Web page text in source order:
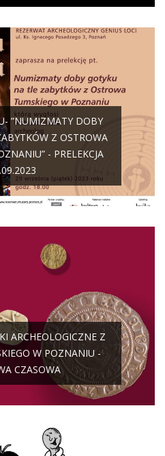
”NUMIZMATY DOBY
Z OSTROWA
- PRELEKCJA
ARCHEOLOGICZNE Z
W POZNANIU -
CZASOWA